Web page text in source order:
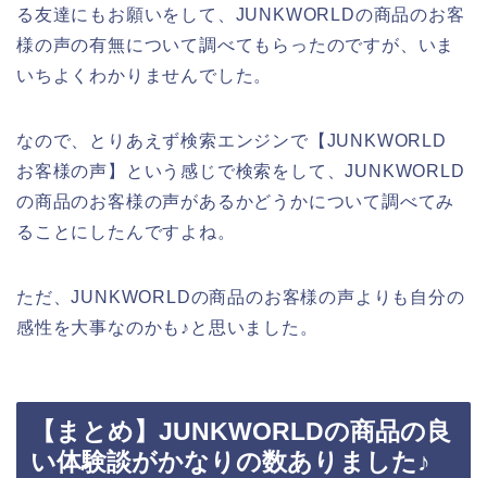
る友達にもお願いをして、JUNKWORLDの商品のお客
様の声の有無について調べてもらったのですが、いま
いちよくわかりませんでした。
なので、とりあえず検索エンジンで【JUNKWORLD
お客様の声】という感じで検索をして、JUNKWORLD
の商品のお客様の声があるかどうかについて調べてみ
ることにしたんですよね。
ただ、JUNKWORLDの商品のお客様の声よりも自分の
感性を大事なのかも♪と思いました。
【まとめ】JUNKWORLDの商品の良
い体験談がかなりの数ありました♪